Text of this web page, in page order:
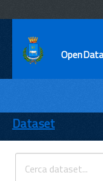
ENTI
TEMI
INFORMAZIONI
Dataset